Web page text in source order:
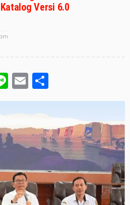
Versi 6.0
LineEmail